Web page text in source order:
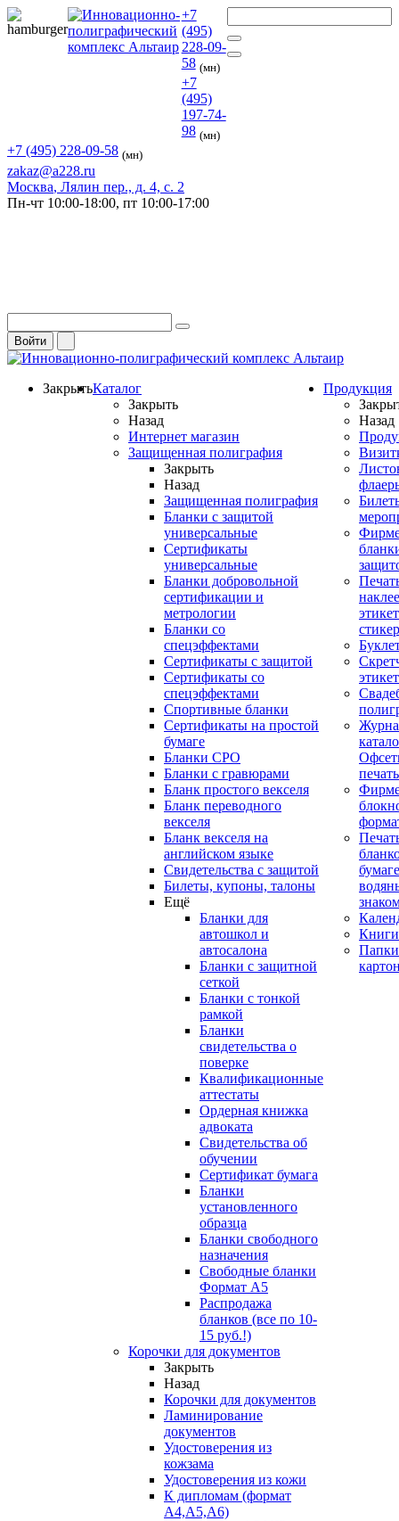
+7
(495)
228-09-
58 (мн)
+7
(495)
197-74-
98 (мн)
+7 (495) 228-09-58 (мн)
zakaz@a228.ru
Москва, Лялин пер., д. 4, с. 2
Пн-чт 10:00-18:00, пт 10:00-17:00
Войти
ЗакрытьКаталог
Закрыть
Назад
Интернет магазин
Защищенная полиграфия
Закрыть
Назад
Защищенная полиграфия
Бланки с защитой
универсальные
Сертификаты
универсальные
Бланки добровольной
сертификации и
метрологии
Бланки со
спецэффектами
Сертификаты с защитой
Сертификаты со
спецэффектами
Спортивные бланки
Cертификаты на простой
бумаге
Бланки СРО
Бланки с гравюрами
Бланк простого векселя
Бланк переводного
векселя
Бланк векселя на
английском языке
Свидетельства с защитой
Билеты, купоны, талоны
Ещё
Бланки для
автошкол и
автосалона
Бланки с защитной
сеткой
Бланки с тонкой
рамкой
Бланки
свидетельства о
поверке
Квалификационные
аттестаты
Ордерная книжка
адвоката
Свидетельства об
обучении
Сертификат бумага
Бланки
установленного
образца
Бланки свободного
назначения
Свободные бланки
Формат А5
Распродажа
бланков (все по 10-
15 руб.!)
Корочки для документов
Закрыть
Назад
Корочки для документов
Ламинирование
документов
Удостоверения из
кожзама
Удостоверения из кожи
К дипломам (формат
А4,А5,А6)
Продукция
Назад
печать
Книги
Папки